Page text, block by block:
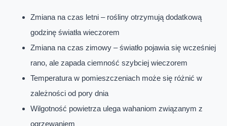
Zmiana na czas letni – rośliny otrzymują dodatkową
godzinę światła wieczorem
Zmiana na czas zimowy – światło pojawia się wcześniej
rano, ale zapada ciemność szybciej wieczorem
Temperatura w pomieszczeniach może się różnić w
zależności od pory dnia
Wilgotność powietrza ulega wahaniom związanym z
ogrzewaniem